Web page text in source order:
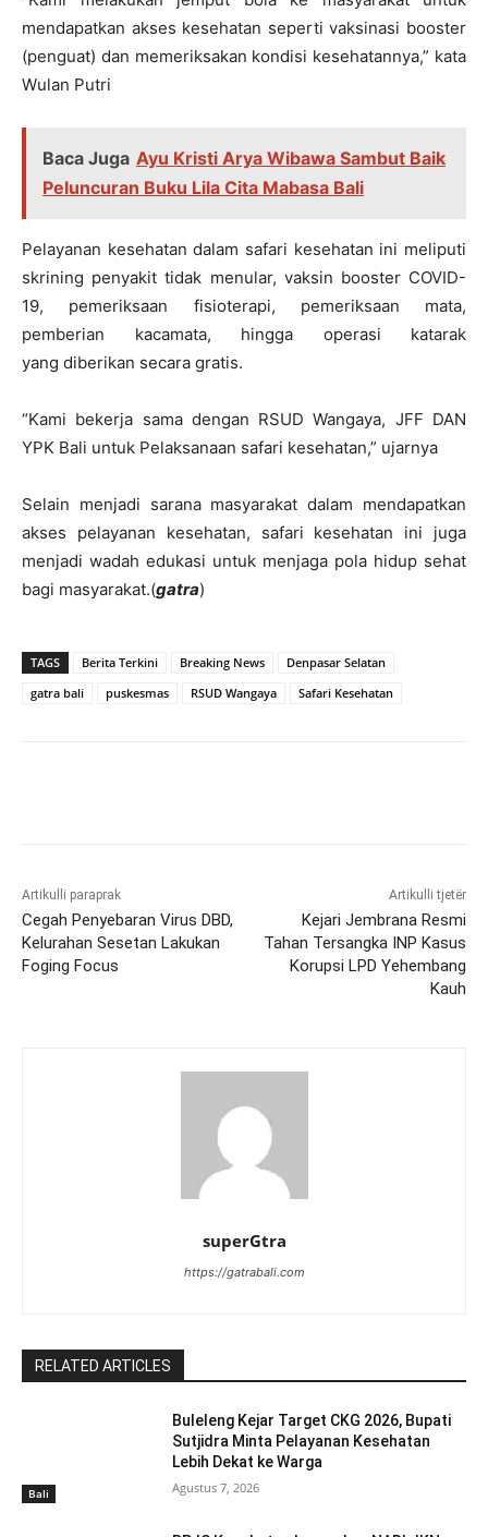
mendapatkan akses kesehatan seperti vaksinasi booster
(penguat) dan memeriksakan kondisi kesehatannya,” kata
Wulan Putri
Baca Juga Ayu Kristi Arya Wibawa Sambut Baik
Peluncuran Buku Lila Cita Mabasa Bali
Pelayanan kesehatan dalam safari kesehatan ini meliputi
skrining penyakit tidak menular, vaksin booster COVID-
19, pemeriksaan fisioterapi, pemeriksaan mata,
pemberian kacamata, hingga operasi katarak
yang diberikan secara gratis.
“Kami bekerja sama dengan RSUD Wangaya, JFF DAN
YPK Bali untuk Pelaksanaan safari kesehatan,” ujarnya
Selain menjadi sarana masyarakat dalam mendapatkan
akses pelayanan kesehatan, safari kesehatan ini juga
menjadi wadah edukasi untuk menjaga pola hidup sehat
bagi masyarakat.(gatra)
TAGS Berita Terkini Breaking News
Denpasar Selatan
gatra bali
puskesmas RSUD Wangaya Safari Kesehatan
Artikulli paraprak
Cegah Penyebaran Virus DBD,
Kelurahan Sesetan Lakukan
Foging Focus
Artikulli tjetër
Kejari Jembrana Resmi
Tahan Tersangka INP Kasus
Korupsi LPD Yehembang
Kauh
superGtra
https://gatrabali.com
RELATED ARTICLES
Bali
Buleleng Kejar Target CKG 2026, Bupati
Sutjidra Minta Pelayanan Kesehatan
Lebih Dekat ke Warga
Agustus 7, 2026